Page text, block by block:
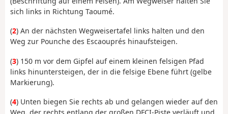
sich links in Richtung Taoumé.
(2) An der nächsten Wegweisertafel links halten und den
Weg zur Pounche des Escaouprés hinaufsteigen.
(3) 150 m vor dem Gipfel auf einem kleinen felsigen Pfad
links hinuntersteigen, der in die felsige Ebene führt (gelbe
Markierung).
(4) Unten biegen Sie rechts ab und gelangen wieder auf den